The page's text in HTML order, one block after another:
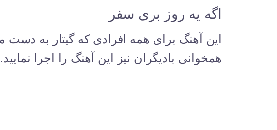
اگه یه روز بری سفر
این آهنگ برای همه افرادی که گیتار به
همخوانی بادیگران نیز این آهنگ را اجرا نمایید.